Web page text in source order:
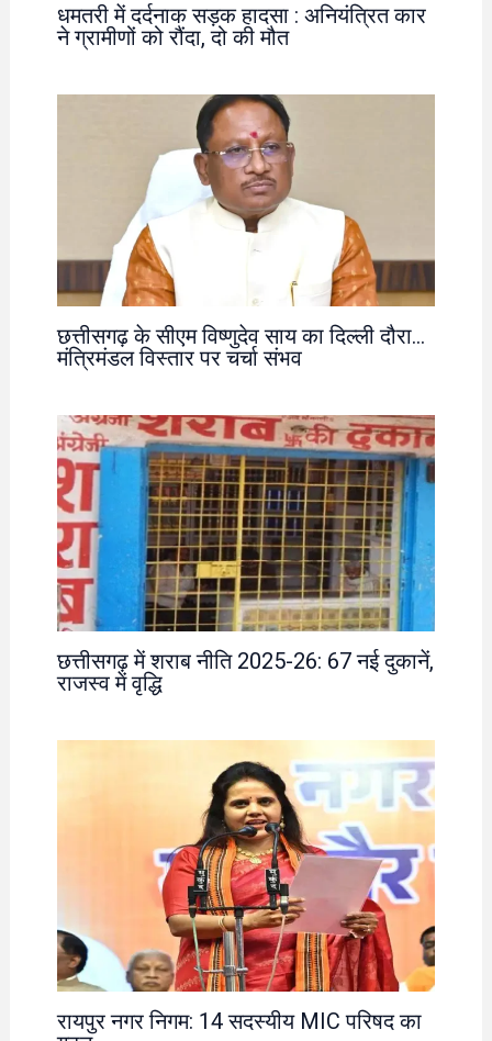
धमतरी में दर्दनाक सड़क हादसा : अनियंत्रित कार
ने ग्रामीणों को रौंदा, दो की मौत
छत्तीसगढ़ के सीएम विष्णुदेव साय का दिल्ली दौरा…
मंत्रिमंडल विस्तार पर चर्चा संभव
छत्तीसगढ़ में शराब नीति 2025-26: 67 नई दुकानें,
राजस्व में वृद्धि
रायपुर नगर निगम: 14 सदस्यीय MIC परिषद का